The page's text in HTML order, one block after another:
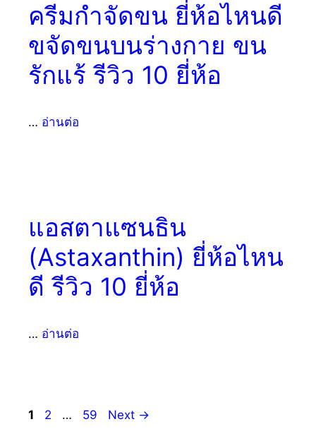
ครีมกำจัดขน ยี่ห้อไหนดี
ขจัดขนบนร่างกาย ขน
รักแร้ รีวิว 10 ยี่ห้อ
… อ่านต่อ
แอสตาแซนธิน
(Astaxanthin) ยี่ห้อไหน
ดี รีวิว 10 ยี่ห้อ
… อ่านต่อ
Page
1 Page
2 … Page
59 Next →